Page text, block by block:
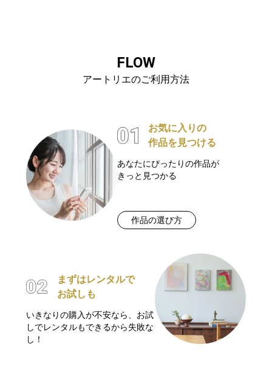
FLOW
アートリエのご利用方法
お気に入りの
作品を見つける
あなたにぴったりの作品が
きっと見つかる
作品の選び方
まずはレンタルで
お試しも
いきなりの購入が不安なら、お試
しでレンタルもできるから失敗な
し！